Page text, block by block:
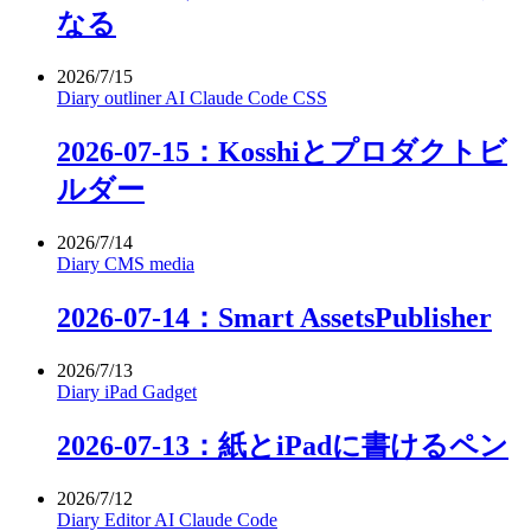
なる
2026/7/15
Diary outlinerAI Claude Code CSS
2026-07-15：Kosshiとプロダクトビ
ルダー
2026/7/14
Diary CMS media
2026-07-14：Smart AssetsPublisher
2026/7/13
Diary iPad Gadget
2026-07-13：紙とiPadに書けるペン
2026/7/12
Diary EditorAI Claude Code